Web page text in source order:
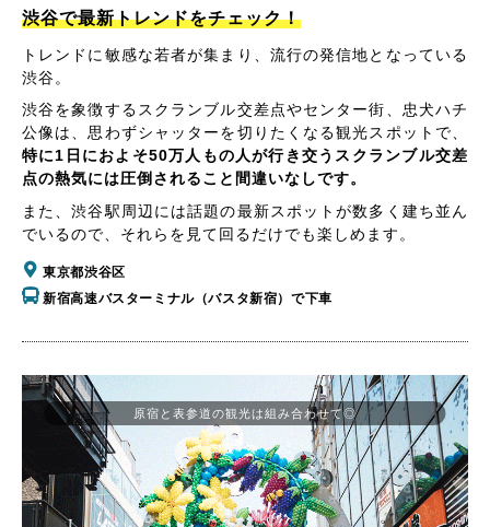
渋谷で最新トレンドをチェック！
トレンドに敏感な若者が集まり、流行の発信地となっている
渋谷。
渋谷を象徴するスクランブル交差点やセンター街、忠犬ハチ
公像は、思わずシャッターを切りたくなる観光スポットで、
特に1日におよそ50万人もの人が行き交うスクランブル交差
点の熱気には圧倒されること間違いなしです。
また、渋谷駅周辺には話題の最新スポットが数多く建ち並ん
でいるので、それらを見て回るだけでも楽しめます。
東京都渋谷区
新宿高速バスターミナル（バスタ新宿）で下車
原宿と表参道の観光は組み合わせて◎